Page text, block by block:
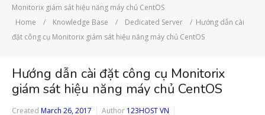
Monitorix giám sát hiệu năng máy chủ CentOS
Home
/ Knowledge Base / Dedicated Server / Hướng dẫn cài
đặt công cụ Monitorix giám sát hiệu năng máy chủ CentOS
Hướng dẫn cài đặt công cụ Monitorix
giám sát hiệu năng máy chủ CentOS
Created March 26, 2017 Author 123HOST VN